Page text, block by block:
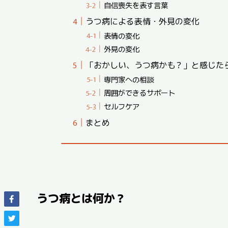
自信喪失を表す言葉
うつ病による表情・外見の変化
表情の変化
外見の変化
「おかしい、うつ病かも？」と感じた
専門家への相談
周囲ができるサポート
セルフケア
まとめ
うつ病とは何か？